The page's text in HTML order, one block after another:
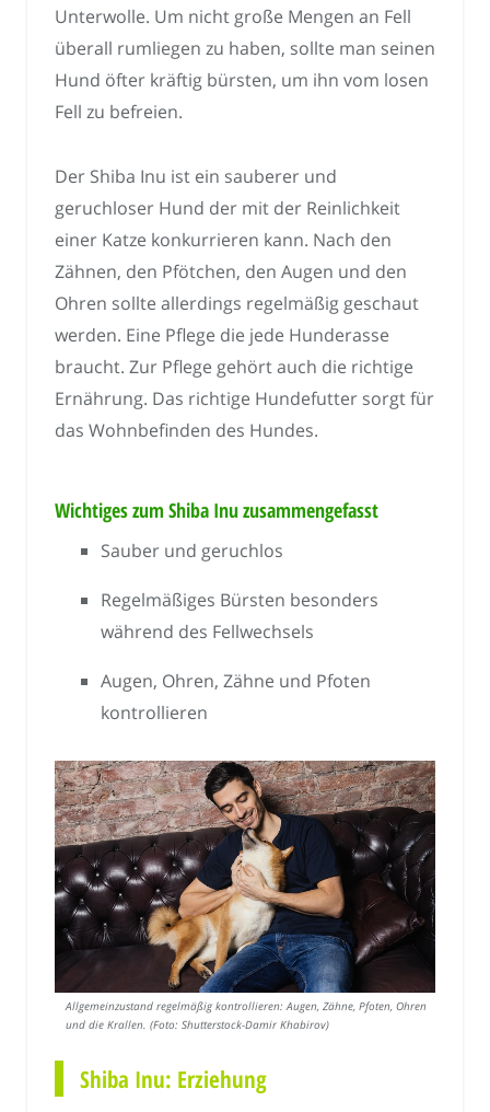
Unterwolle. Um nicht große Mengen an Fell
überall rumliegen zu haben, sollte man seinen
Hund öfter kräftig bürsten, um ihn vom losen
Fell zu befreien.
Der Shiba Inu ist ein sauberer und
geruchloser Hund der mit der Reinlichkeit
einer Katze konkurrieren kann. Nach den
Zähnen, den Pfötchen, den Augen und den
Ohren sollte allerdings regelmäßig geschaut
werden. Eine Pflege die jede Hunderasse
braucht. Zur Pflege gehört auch die richtige
Ernährung. Das richtige Hundefutter sorgt für
das Wohnbefinden des Hundes.
Wichtiges zum Shiba Inu zusammengefasst
Sauber und geruchlos
Regelmäßiges Bürsten besonders
während des Fellwechsels
Augen, Ohren, Zähne und Pfoten
kontrollieren
Allgemeinzustand regelmäßig kontrollieren: Augen, Zähne, Pfoten, Ohren
und die Krallen. (Foto: Shutterstock-Damir Khabirov)
Shiba Inu: Erziehung